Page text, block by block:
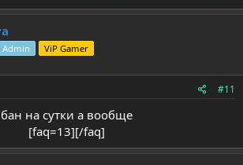
Admin ViP Gamer
#11
бан на сутки а вообще
[faq=13][/faq]​